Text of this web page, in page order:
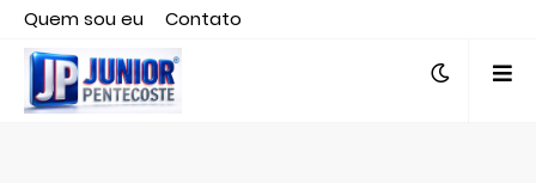
Quem sou eu
Contato
Editor responsável, jornalista Clovis Almeida.